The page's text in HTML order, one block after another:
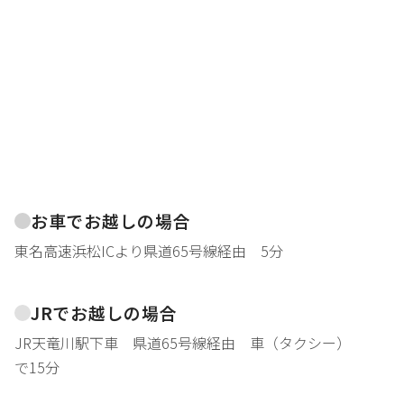
お車でお越しの場合
東名高速浜松ICより県道65号線経由 5分
JRでお越しの場合
JR天竜川駅下車 県道65号線経由 車（タクシー）
で15分